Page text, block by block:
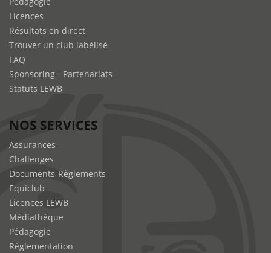
Licences
Résultats en direct
Trouver un club labélisé
FAQ
Sponsoring - Partenariats
Statuts LEWB
NOS SERVICES
Assurances
Challenges
Documents-Règlements
Equiclub
Licences LEWB
Médiathèque
Pédagogie
Règlementation